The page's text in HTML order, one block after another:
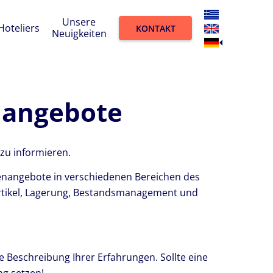
Unsere
Neuigkeiten
KONTAKT
informieren.
in verschiedenen Bereichen des
Lagerung, Bestandsmanagement und
Beschreibung Ihrer Erfahrungen. Sollte eine